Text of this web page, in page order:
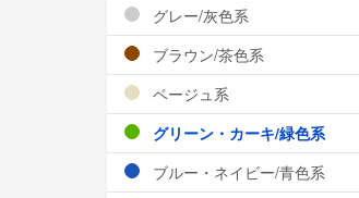
グレー/灰色系
ブラウン/茶色系
ベージュ系
グリーン・カーキ/緑色系
ブルー・ネイビー/青色系